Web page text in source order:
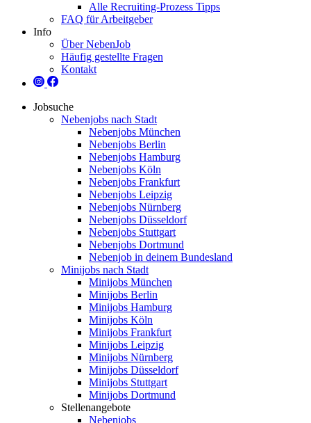
Alle Recruiting-Prozess Tipps
FAQ für Arbeitgeber
Info
Über NebenJob
Häufig gestellte Fragen
Kontakt
Jobsuche
Nebenjobs nach Stadt
Nebenjobs München
Nebenjobs Berlin
Nebenjobs Hamburg
Nebenjobs Köln
Nebenjobs Frankfurt
Nebenjobs Leipzig
Nebenjobs Nürnberg
Nebenjobs Düsseldorf
Nebenjobs Stuttgart
Nebenjobs Dortmund
Nebenjob in deinem Bundesland
Minijobs nach Stadt
Minijobs München
Minijobs Berlin
Minijobs Hamburg
Minijobs Köln
Minijobs Frankfurt
Minijobs Leipzig
Minijobs Nürnberg
Minijobs Düsseldorf
Minijobs Stuttgart
Minijobs Dortmund
Stellenangebote
Nebenjobs